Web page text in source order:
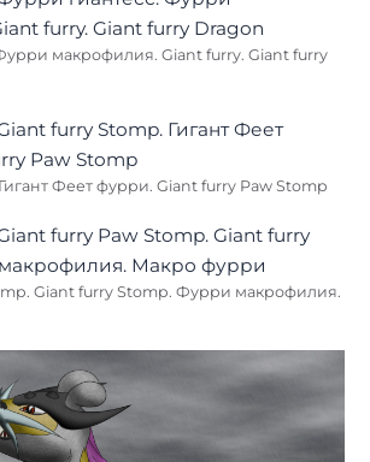
макрофилия. Giant furry. Giant furry
Феет фурри. Giant furry Paw Stomp
Giant furry Stomp. Фурри макрофилия.